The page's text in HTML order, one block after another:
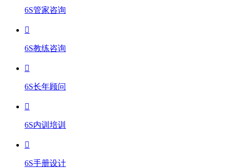
6S管家咨询
6S教练咨询
6S长年顾问
6S内训培训
6S手册设计